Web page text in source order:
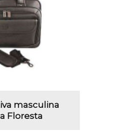
masculina
Floresta